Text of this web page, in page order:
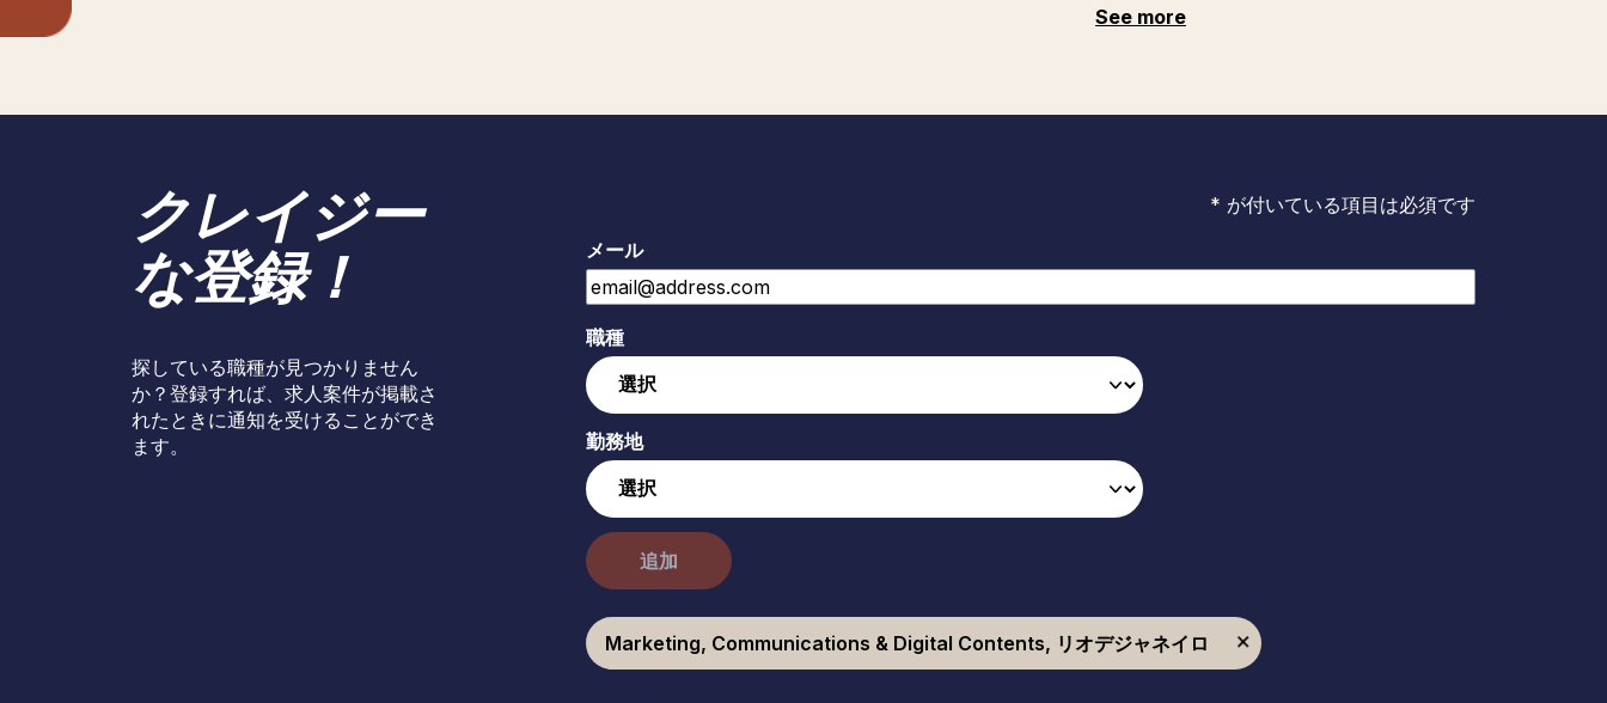
See more
クレイジー
な登録！
探している職種が見つかりません
か？登録すれば、求人案件が掲載さ
れたときに通知を受けることができ
ます。
* が付いている項目は必須です
メール
職種
勤務地
追加
Marketing, Communications & Digital Contents, リオデジャネイロ